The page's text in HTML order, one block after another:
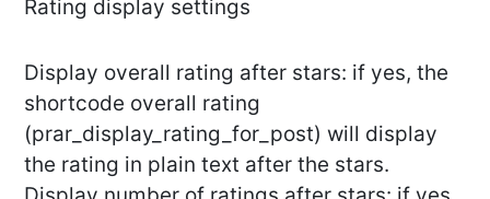
Rating display settings
Display overall rating after stars: if yes, the
shortcode overall rating
(prar_display_rating_for_post) will display
the rating in plain text after the stars.